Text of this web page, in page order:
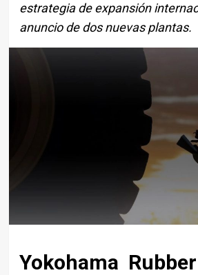
estrategia de expansión
anuncio de dos nuevas plantas.
Yokohama